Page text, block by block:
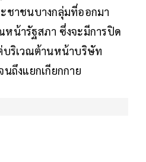
ชาชนบางกลุ่มที่ออกมา
หน้ารัฐสภา ซึ่งจะมีการปิด
บริเวณต้านหน้าบริษัท
ถึงแยกเกียกกาย